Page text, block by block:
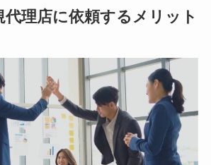
理店に依頼するメリット